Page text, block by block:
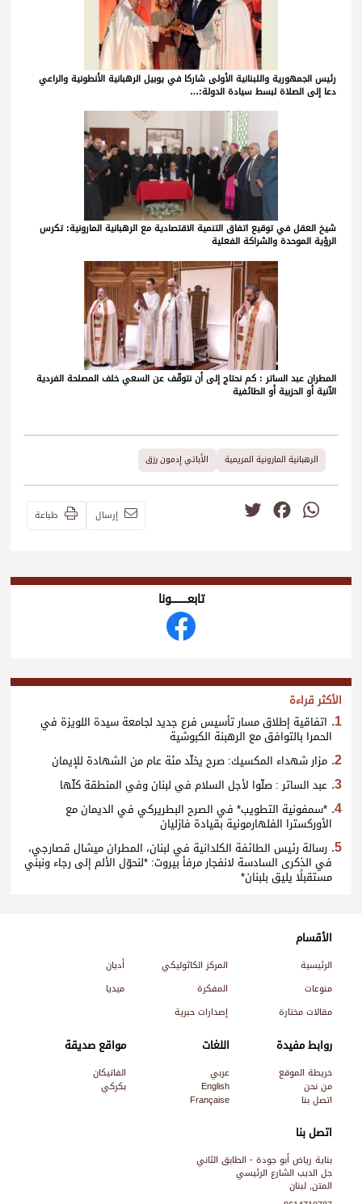
رئيس الجمهورية واللبنانية الأولى شاركا في يوبيل الرهبانية الأنطونية والراعي
دعا إلى الصلاة لبسط سيادة الدولة:…
شيخ العقل في توقيع اتفاق التنمية الاقتصادية مع الرهبانية المارونية: تكرس
الرؤية الموحدة والشراكة الفعلية
المطران عبد الساتر : كم نحتاج إلى أن نتوقّف عن السعي خلف المصلحة الفردية
الآنية أو الحزبية أو الطائفية
الرهبانية المارونية المريمية الأباتي إدمون رزق
WhatsApp
Facebook إرسال طباعة
تابعــــــــــونا
الأكثر قراءة
اتفاقية إطلاق مسار تأسيس فرع جديد لجامعة سيدة اللويزة في
الحمرا بالتوافق مع الرهبنة الكبوشية
مزار شهداء المكسيك: صرح يخلّد مئة عام من الشهادة للإيمان
عبد الساتر : صلّوا لأجل السلام في لبنان وفي المنطقة كلّها
*سمفونية التطويب* في الصرح البطريركي في الديمان مع
الأوركسترا الفلهارمونية بقيادة فازليان
رسالة رئيس الطائفة الكلدانية في لبنان، المطران ميشال قصارجي،
في الذكرى السادسة لانفجار مرفأ بيروت: *لنحوّل الألم إلى رجاء ونبني
مستقبلًا يليق بلبنان*
اتصل بنا
بناية رياض أبو جودة - الطابق الثاني
جل الديب الشارع الرئيسي
المتن, لبنان
الأقسام
الرئيسية المركز الكاثوليكي
أديان
منوعات
المفكرة
ميديا
مقالات مختارة
إصدارات حبرية
روابط مفيدة
خريطة الموقع
من نحن
اتصل بنا
اللغات
عربي
English
Française
مواقع صديقة
الفاتيكان
بكركي